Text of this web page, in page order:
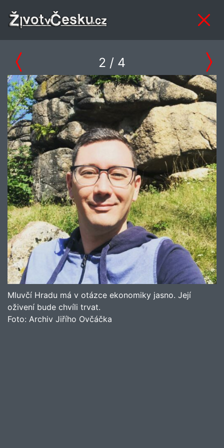
2 / 4
Mluvčí Hradu má v otázce ekonomiky jasno. Její
oživení bude chvíli trvat.
Foto: Archiv Jiřího Ovčáčka